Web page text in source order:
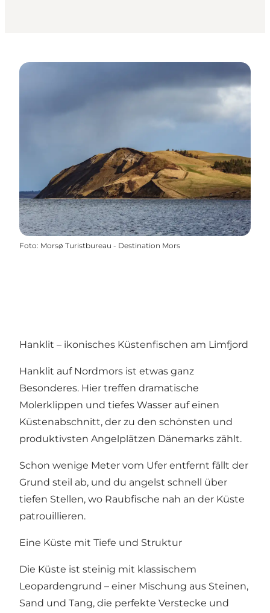
Foto: Morsø Turistbureau - Destination Mors
Hanklit – ikonisches Küstenfischen am Limfjord
Hanklit auf Nordmors ist etwas ganz
Besonderes. Hier treffen dramatische
Molerklippen und tiefes Wasser auf einen
Küstenabschnitt, der zu den schönsten und
produktivsten Angelplätzen Dänemarks zählt.
Schon wenige Meter vom Ufer entfernt fällt der
Grund steil ab, und du angelst schnell über
tiefen Stellen, wo Raubfische nah an der Küste
patrouillieren.
Eine Küste mit Tiefe und Struktur
Die Küste ist steinig mit klassischem
Leopardengrund – einer Mischung aus Steinen,
Sand und Tang, die perfekte Verstecke und